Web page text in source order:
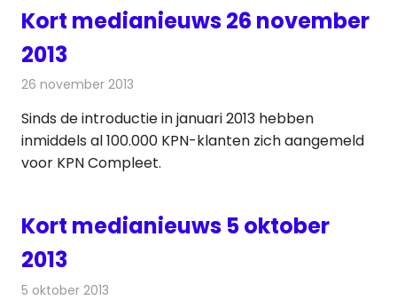
Kort medianieuws 26 november
2013
26 november 2013
Sinds de introductie in januari 2013 hebben
inmiddels al 100.000 KPN-klanten zich aangemeld
voor KPN Compleet.
Kort medianieuws 5 oktober
2013
5 oktober 2013